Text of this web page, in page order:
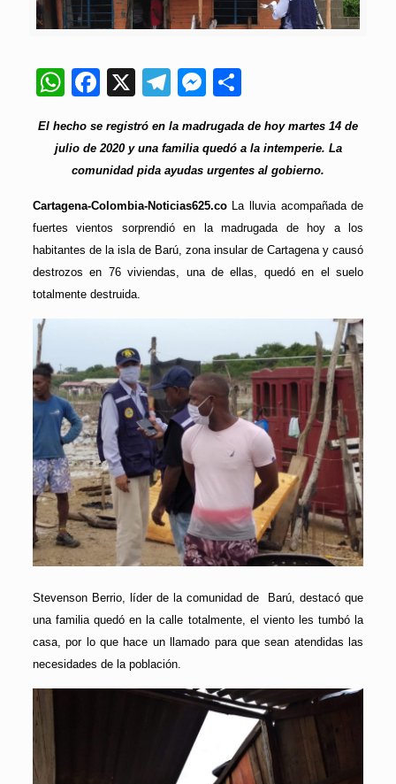
WhatsApp
Facebook
X Telegram
Messenger
El hecho se registró en la madrugada de hoy martes 14 de
julio de 2020 y una familia quedó a la intemperie. La
comunidad pida ayudas urgentes al gobierno.
Cartagena-Colombia-Noticias625.coLa lluvia acompañada de
fuertes vientos sorprendió en la madrugada de hoy a los
habitantes de la isla de Barú, zona insular de Cartagena y causó
destrozos en 76 viviendas, una de ellas, quedó en el suelo
totalmente destruida.
Stevenson Berrio, líder de la comunidad de Barú, destacó que
una familia quedó en la calle totalmente, el viento les tumbó la
casa, por lo que hace un llamado para que sean atendidas las
necesidades de la población.